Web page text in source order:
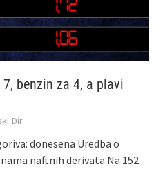
benzin za 4, a plavi
Đir
donesena Uredba o
naftnih derivata Na 152.